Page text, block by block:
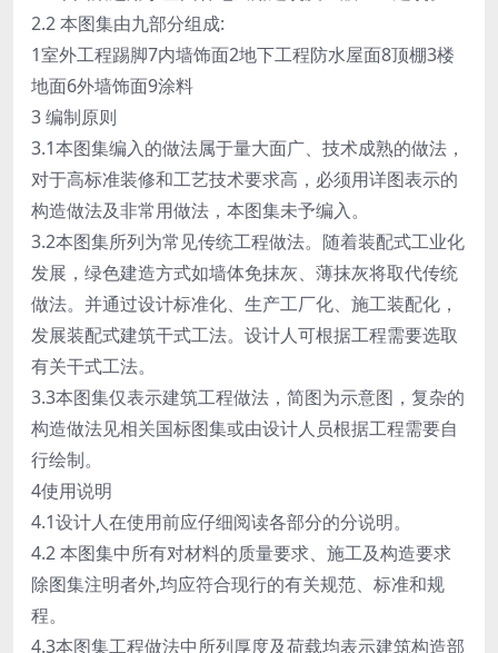
2.2 本图集由九部分组成:
1室外工程踢脚7内墙饰面2地下工程防水屋面8顶棚3楼
地面6外墙饰面9涂料
3 编制原则
3.1本图集编入的做法属于量大面广、技术成熟的做法，
对于高标准装修和工艺技术要求高，必须用详图表示的
构造做法及非常用做法，本图集未予编入。
3.2本图集所列为常见传统工程做法。随着装配式工业化
发展，绿色建造方式如墙体免抹灰、薄抹灰将取代传统
做法。并通过设计标准化、生产工厂化、施工装配化，
发展装配式建筑干式工法。设计人可根据工程需要选取
有关干式工法。
3.3本图集仅表示建筑工程做法，简图为示意图，复杂的
构造做法见相关国标图集或由设计人员根据工程需要自
行绘制。
4使用说明
4.1设计人在使用前应仔细阅读各部分的分说明。
4.2 本图集中所有对材料的质量要求、施工及构造要求
除图集注明者外,均应符合现行的有关规范、标准和规
程。
4.3本图集工程做法中所列厚度及荷载均表示建筑构造部